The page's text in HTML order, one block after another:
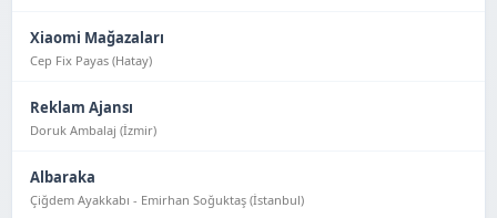
Xiaomi Mağazaları
Cep Fix Payas (Hatay)
Reklam Ajansı
Doruk Ambalaj (İzmir)
Albaraka
Çiğdem Ayakkabı - Emirhan Soğuktaş (İstanbul)